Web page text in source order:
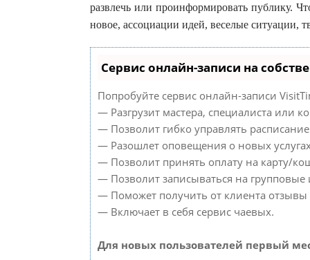
развлечь или проинформировать публику.
новое, ассоциации идей, веселые ситуации,
Сервис онлайн-записи на
Попробуйте сервис онлайн-записи
— Разгрузит мастера, специалиста или
— Позволит гибко управлять
— Разошлет оповещения о новых
— Позволит принять оплату на карту/
— Позволит записываться на
— Поможет получить от клиента отзывы
— Включает в себя сервис чаевых.
Для новых пользователей первый